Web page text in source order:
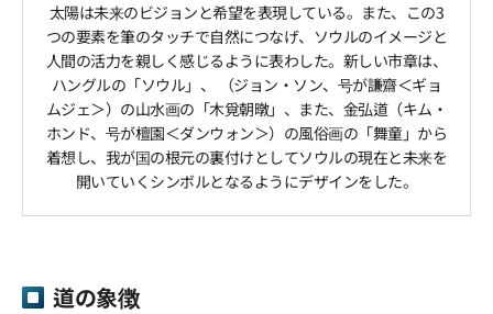
太陽は未来のビジョンと希望を表現している。また、この3
つの要素を筆のタッチで自然につなげ、ソウルのイメージと
人間の活力を親しく感じるように表わした。新しい市章は、
ハングルの「ソウル」、 （ジョン・ソン、号が謙齋＜ギョ
ムジェ＞）の山水画の「木覓朝暾」、また、金弘道（キム・
ホンド、号が檀園＜ダンウォン＞）の風俗画の「舞童」から
着想し、我が国の根元の裏付けとしてソウルの現在と未来を
開いていくシンボルとなるようにデザインをした。
道の象徴